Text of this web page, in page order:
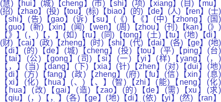
(慧)【hui】(城)【cheng】(市)【shi】(项)【xiang】(目)【mu】
(招)【zhao】(投)【tou】(标)【biao】(的)【de】(人)【ren】(士)
【shi】(告)【gao】(诉)【su】(《)【《】(中)【zhong】(国)
【guo】(新)【xin】(闻)【wen】(周)【zhou】(刊)【kan】(》)
【》】(，)【，】(如)【ru】(同)【tong】(土)【tu】(地)【di】
(财)【cai】(政)【zheng】(时)【shi】(代)【dai】(各)【ge】(地)
【di】(的)【de】(城)【cheng】(投)【tou】(平)【ping】(台)
【tai】(公)【gong】(司)【si】(一)【yi】(样)【yang】(，)
【，】(当)【dang】(下)【xia】(针)【zhen】(对)【dui】(地)
【di】(方)【fang】(政)【zheng】(府)【fu】(信)【xin】(息)
【xi】(化)【hua】(、)【、】(智)【zhi】(能)【neng】(化)
【hua】(改)【gai】(造)【zao】(的)【de】(需)【xu】(求)
【qiu】(，)【，】(各)【ge】(地)【di】(依)【yi】(然)【ran】